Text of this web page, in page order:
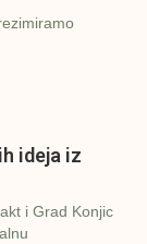
ideja iz
i Grad Konjic